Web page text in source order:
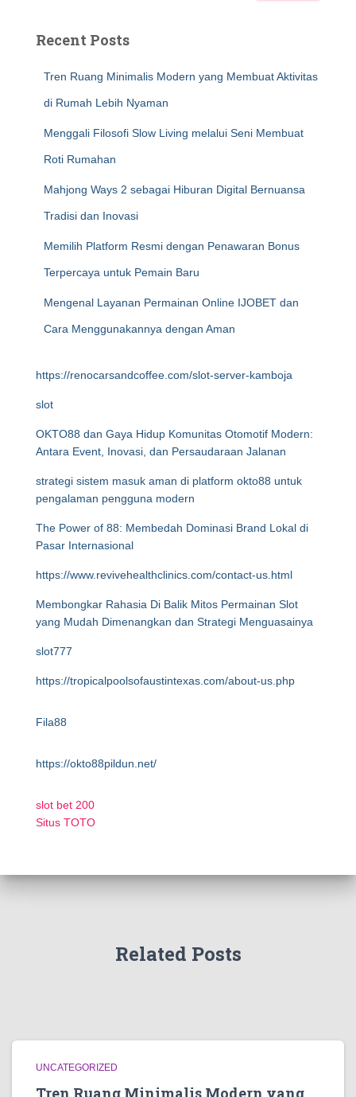
Recent Posts
Tren Ruang Minimalis Modern yang Membuat Aktivitas
di Rumah Lebih Nyaman
Menggali Filosofi Slow Living melalui Seni Membuat
Roti Rumahan
Mahjong Ways 2 sebagai Hiburan Digital Bernuansa
Tradisi dan Inovasi
Memilih Platform Resmi dengan Penawaran Bonus
Terpercaya untuk Pemain Baru
Mengenal Layanan Permainan Online IJOBET dan
Cara Menggunakannya dengan Aman
https://renocarsandcoffee.com/slot-server-kamboja
slot
OKTO88 dan Gaya Hidup Komunitas Otomotif Modern:
Antara Event, Inovasi, dan Persaudaraan Jalanan
strategi sistem masuk aman di platform okto88 untuk
pengalaman pengguna modern
The Power of 88: Membedah Dominasi Brand Lokal di
Pasar Internasional
https://www.revivehealthclinics.com/contact-us.html
Membongkar Rahasia Di Balik Mitos Permainan Slot
yang Mudah Dimenangkan dan Strategi Menguasainya
slot777
https://tropicalpoolsofaustintexas.com/about-us.php
Fila88
https://okto88pildun.net/
slot bet 200
Situs TOTO
Related Posts
UNCATEGORIZED
Tren Ruang Minimalis Modern yang